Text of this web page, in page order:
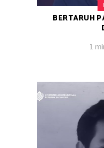
BERTARUH
1